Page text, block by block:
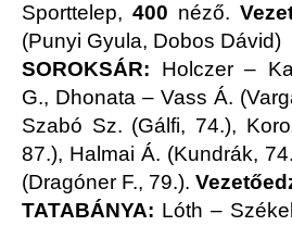
Sporttelep, 400 néző.
(Punyi Gyula, Dobos Dávid)
SOROKSÁR: Holczer –
G., Dhonata – Vass Á.
Szabó Sz. (Gálfi, 74.),
87.), Halmai Á. (Kundrák,
(Dragóner F., 79.).
TATABÁNYA: Lóth –